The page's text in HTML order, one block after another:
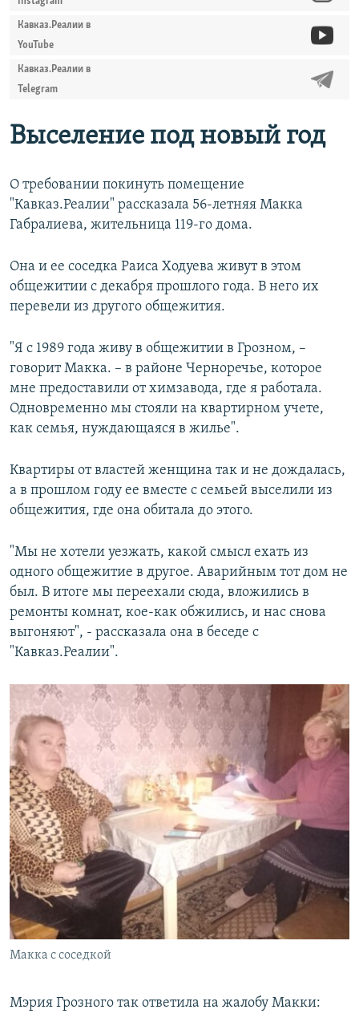
Кавказ.Реалии в
YouTube
Кавказ.Реалии в
Telegram
Выселение под новый год
О требовании покинуть помещение
"Кавказ.Реалии" рассказала 56-летняя Макка
Габралиева, жительница 119-го дома.
Она и ее соседка Раиса Ходуева живут в этом
общежитии с декабря прошлого года. В него их
перевели из другого общежития.
"Я с 1989 года живу в общежитии в Грозном, –
говорит Макка. – в районе Черноречье, которое
мне предоставили от химзавода, где я работала.
Одновременно мы стояли на квартирном учете,
как семья, нуждающаяся в жилье".
Квартиры от властей женщина так и не дождалась,
а в прошлом году ее вместе с семьей выселили из
общежития, где она обитала до этого.
"Мы не хотели уезжать, какой смысл ехать из
одного общежитие в другое. Аварийным тот дом не
был. В итоге мы переехали сюда, вложились в
ремонты комнат, кое-как обжились, и нас снова
выгоняют", - рассказала она в беседе с
"Кавказ.Реалии".
Макка с соседкой
Мэрия Грозного так ответила на жалобу Макки: